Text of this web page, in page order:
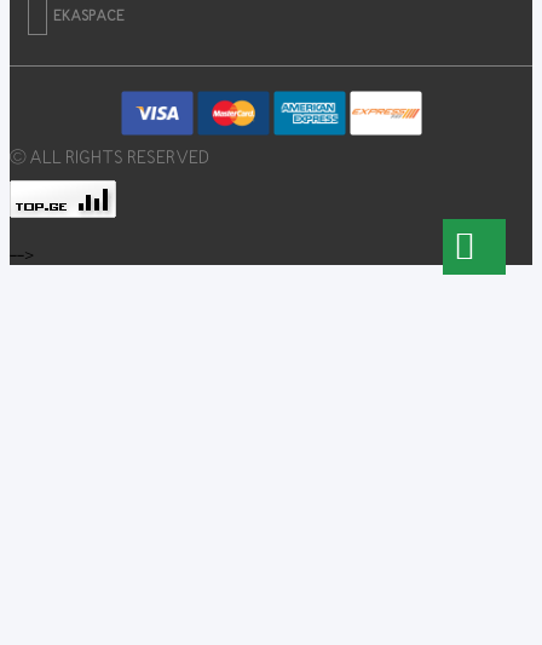
EKASPACE
© ALL RIGHTS RESERVED
-->